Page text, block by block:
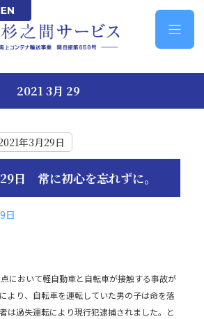
2021 3月 29
年3月29日
日 常に初心を忘れずに。
日
において軽自動車と自転車が接触する事故が
より、自転車を運転していた男の子は命を落
は過失運転により現行犯逮捕されました。と